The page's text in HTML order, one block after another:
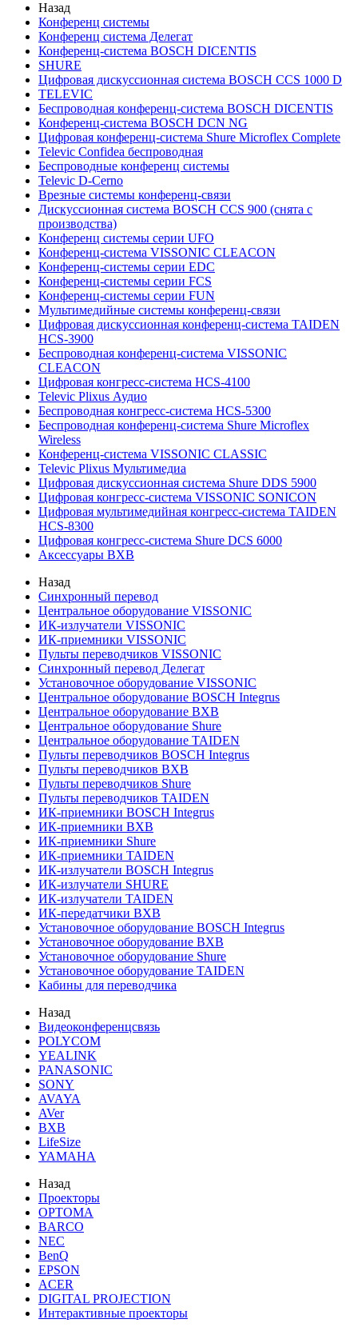
Назад
Конференц системы
Конференц система Делегат
Конференц-система BOSCH DICENTIS
SHURE
Цифровая дискуссионная система BOSCH CCS 1000 D
TELEVIC
Беспроводная конференц-система BOSCH DICENTIS
Конференц-система BOSCH DCN NG
Цифровая конференц-система Shure Microflex Complete
Televic Confidea беспроводная
Беспроводные конференц системы
Televic D-Cerno
Врезные системы конференц-связи
Дискуссионная система BOSCH CCS 900 (снята с
производства)
Конференц системы серии UFO
Конференц-система VISSONIC CLEACON
Конференц-системы серии EDC
Конференц-системы серии FCS
Конференц-системы серии FUN
Мультимедийные системы конференц-связи
Цифровая дискуссионная конференц-система TAIDEN
HCS-3900
Беспроводная конференц-система VISSONIC
CLEACON
Цифровая конгресс-система HCS-4100
Televic Plixus Аудио
Беспроводная конгресс-система HCS-5300
Беспроводная конференц-система Shure Microflex
Wireless
Конференц-система VISSONIC CLASSIC
Televic Plixus Мультимедиа
Цифровая дискуссионная система Shure DDS 5900
Цифровая конгресс-система VISSONIC SONICON
Цифровая мультимедийная конгресс-система TAIDEN
HCS-8300
Цифровая конгресс-система Shure DCS 6000
Аксессуары BXB
Назад
Синхронный перевод
Центральное оборудование VISSONIC
ИК-излучатели VISSONIC
ИК-приемники VISSONIC
Пульты переводчиков VISSONIC
Синхронный перевод Делегат
Установочное оборудование VISSONIC
Центральное оборудование BOSCH Integrus
Центральное оборудование BXB
Центральное оборудование Shure
Центральное оборудование TAIDEN
Пульты переводчиков BOSCH Integrus
Пульты переводчиков BXB
Пульты переводчиков Shure
Пульты переводчиков TAIDEN
ИК-приемники BOSCH Integrus
ИК-приемники BXB
ИК-приемники Shure
ИК-приемники TAIDEN
ИК-излучатели BOSCH Integrus
ИК-излучатели SHURE
ИК-излучатели TAIDEN
ИК-передатчики BXB
Установочное оборудование BOSCH Integrus
Установочное оборудование BXB
Установочное оборудование Shure
Установочное оборудование TAIDEN
Кабины для переводчика
Назад
Видеоконференцсвязь
POLYCOM
YEALINK
PANASONIC
SONY
AVAYA
AVer
BXB
LifeSize
YAMAHA
Назад
Проекторы
OPTOMA
BARCO
NEC
BenQ
EPSON
ACER
DIGITAL PROJECTION
Интерактивные проекторы